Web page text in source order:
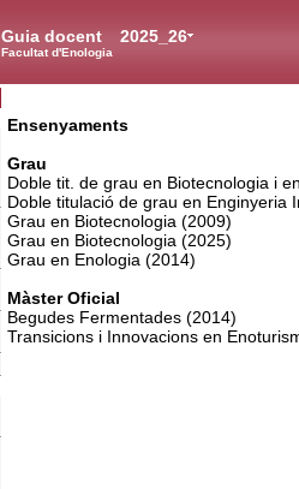
2025_26
Guia docent
Facultat d'Enologia
Ensenyaments
Grau
Doble tit. de grau en Biotecnologia i
Doble titulació de grau en Enginyeria
Grau en Biotecnologia (2009)
Grau en Biotecnologia (2025)
Grau en Enologia (2014)
Màster Oficial
Begudes Fermentades (2014)
Transicions i Innovacions en